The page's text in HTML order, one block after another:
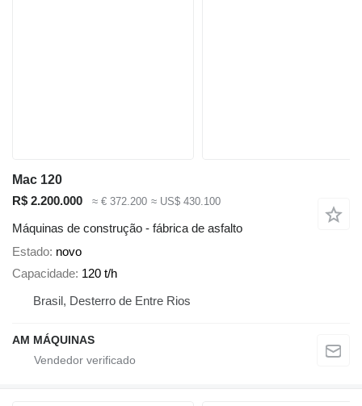
Mac 120
R$ 2.200.000
≈ € 372.200 ≈ US$ 430.100
Máquinas de construção - fábrica de asfalto
Estado novo
Capacidade 120 t/h
Brasil, Desterro de Entre Rios
AM MÁQUINAS